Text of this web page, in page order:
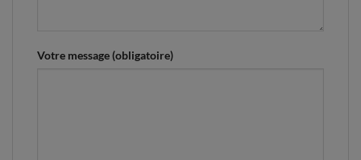
Votre message (obligatoire)